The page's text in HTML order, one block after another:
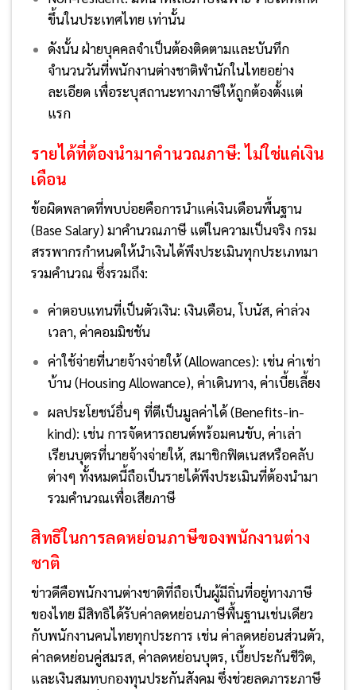
ขึ้นในประเทศไทย เท่านั้น
ดังนั้น ฝ่ายบุคคลจำเป็นต้องติดตามและบันทึก
จำนวนวันที่พนักงานต่างชาติพำนักในไทยอย่าง
ละเอียด เพื่อระบุสถานะทางภาษีให้ถูกต้องตั้งแต่
แรก
รายได้ที่ต้องนำมาคำนวณภาษี: ไม่ใช่แค่เงิน
เดือน
ข้อผิดพลาดที่พบบ่อยคือการนำแค่เงินเดือนพื้นฐาน
(Base Salary) มาคำนวณภาษี แต่ในความเป็นจริง กรม
สรรพากรกำหนดให้นำเงินได้พึงประเมินทุกประเภทมา
รวมคำนวณ ซึ่งรวมถึง:
ค่าตอบแทนที่เป็นตัวเงิน: เงินเดือน, โบนัส, ค่าล่วง
เวลา, ค่าคอมมิชชัน
ค่าใช้จ่ายที่นายจ้างจ่ายให้ (Allowances): เช่น ค่าเช่า
บ้าน (Housing Allowance), ค่าเดินทาง, ค่าเบี้ยเลี้ยง
ผลประโยชน์อื่นๆ ที่ตีเป็นมูลค่าได้ (Benefits-in-
kind): เช่น การจัดหารถยนต์พร้อมคนขับ, ค่าเล่า
เรียนบุตรที่นายจ้างจ่ายให้, สมาชิกฟิตเนสหรือคลับ
ต่างๆ ทั้งหมดนี้ถือเป็นรายได้พึงประเมินที่ต้องนำมา
รวมคำนวณเพื่อเสียภาษี
สิทธิในการลดหย่อนภาษีของพนักงานต่าง
ชาติ
ข่าวดีคือพนักงานต่างชาติที่ถือเป็นผู้มีถิ่นที่อยู่ทางภาษี
ของไทย มีสิทธิได้รับค่าลดหย่อนภาษีพื้นฐานเช่นเดียว
กับพนักงานคนไทยทุกประการ เช่น ค่าลดหย่อนส่วนตัว,
ค่าลดหย่อนคู่สมรส, ค่าลดหย่อนบุตร, เบี้ยประกันชีวิต,
และเงินสมทบกองทุนประกันสังคม ซึ่งช่วยลดภาระภาษี